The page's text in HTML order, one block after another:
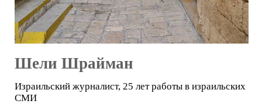
Шели Шрайман
Израильский журналист, 25 лет работы в израильских
СМИ